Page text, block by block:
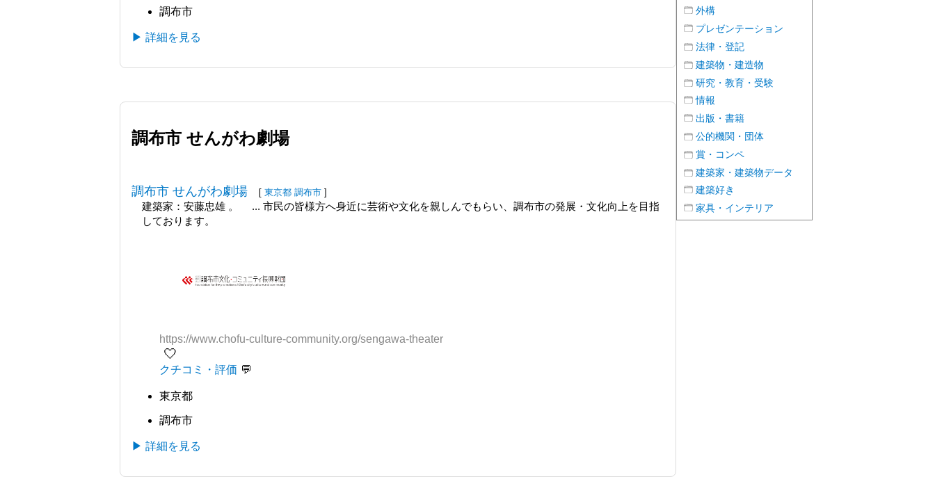
調布市
▶ 詳細を見る
調布市 せんがわ劇場
調布市 せんがわ劇場 [ 東京都 調布市 ]
建築家：安藤忠雄 。 ... 市民の皆様方へ身近に芸術や文化を親しんでもらい、調布市の発展・文化向上を目指
しております。
https://www.chofu-culture-community.org/sengawa-theater
🤍
クチコミ・評価
東京都
調布市
▶ 詳細を見る
外構
プレゼンテーション
法律・登記
建築物・建造物
研究・教育・受験
情報
出版・書籍
公的機関・団体
賞・コンペ
建築家・建築物データ
建築好き
家具・インテリア